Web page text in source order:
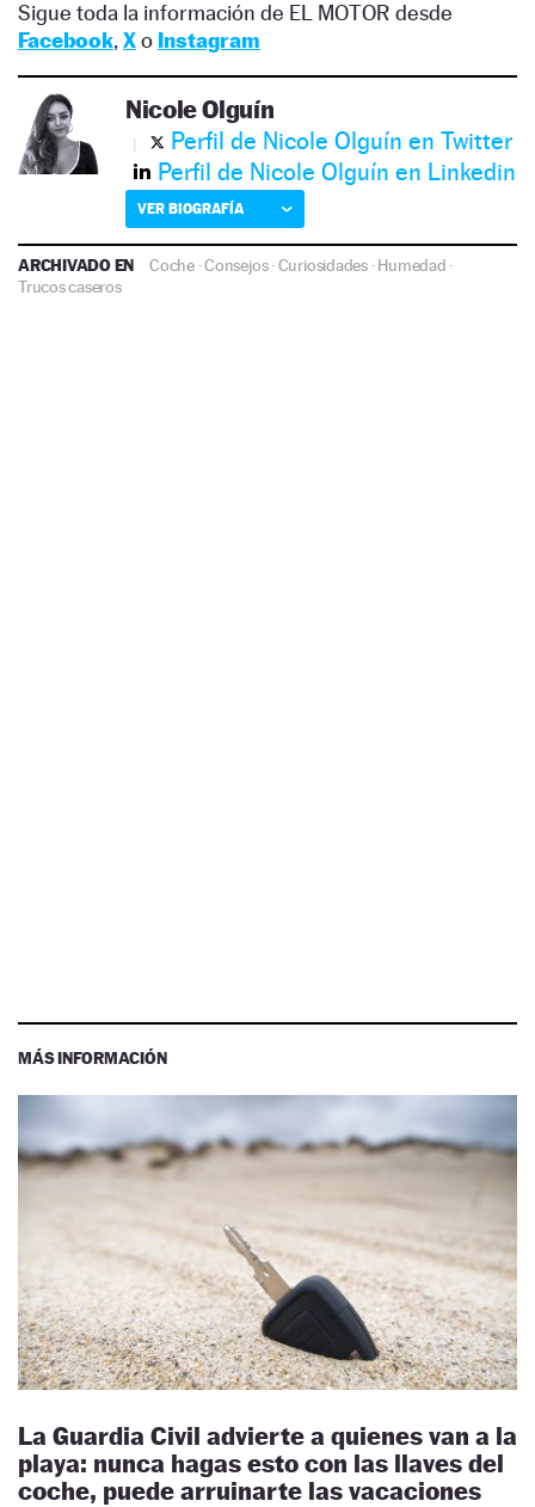
Sigue toda la información de EL MOTOR desde
Facebook, Xo Instagram
Nicole Olguín
Perfil de Nicole Olguín en Twitter
Perfil de Nicole Olguín en Linkedin
VER BIOGRAFÍA
ARCHIVADO EN Coche·Consejos·Curiosidades·Humedad ·
Trucos caseros
MÁS INFORMACIÓN
La Guardia Civil advierte a quienes van a la
playa: nunca hagas esto con las llaves del
coche, puede arruinarte las vacaciones